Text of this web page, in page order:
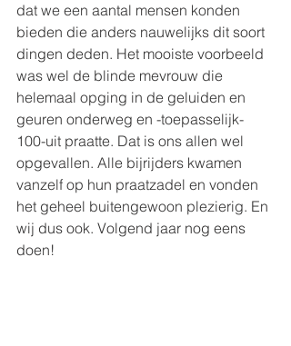
dat we een aantal mensen konden
bieden die anders nauwelijks dit soort
dingen deden. Het mooiste voorbeeld
was wel de blinde mevrouw die
helemaal opging in de geluiden en
geuren onderweg en -toepasselijk-
100-uit praatte. Dat is ons allen wel
opgevallen. Alle bijrijders kwamen
vanzelf op hun praatzadel en vonden
het geheel buitengewoon plezierig. En
wij dus ook. Volgend jaar nog eens
doen!